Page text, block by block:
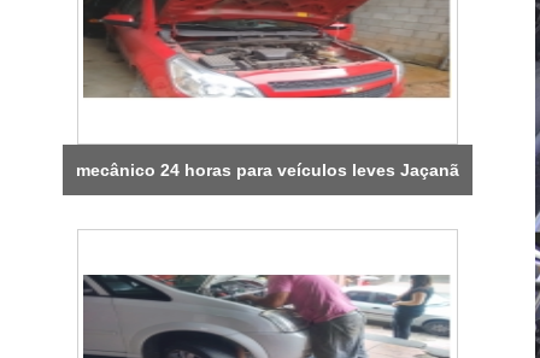
mecânico 24 horas para veículos leves Jaçanã